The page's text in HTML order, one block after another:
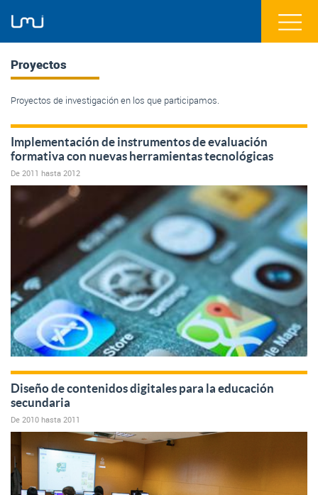
Proyectos
Proyectos de investigación en los que participamos.
Implementación de instrumentos de evaluación
formativa con nuevas herramientas tecnológicas
De 2011 hasta 2012
Diseño de contenidos digitales para la educación
secundaria
De 2010 hasta 2011